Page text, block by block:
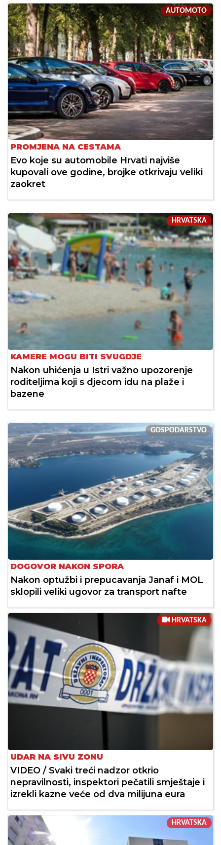
AUTOMOTO
PROMJENA NA CESTAMA
Evo koje su automobile Hrvati najviše
kupovali ove godine, brojke otkrivaju veliki
zaokret
HRVATSKA
KAMERE MOGU BITI SVUGDJE
Nakon uhićenja u Istri važno upozorenje
roditeljima koji s djecom idu na plaže i
bazene
GOSPODARSTVO
DOGOVOR NAKON SPORA
Nakon optužbi i prepucavanja Janaf i MOL
sklopili veliki ugovor za transport nafte
HRVATSKA
UDAR NA SIVU ZONU
VIDEO / Svaki treći nadzor otkrio
nepravilnosti, inspektori pečatili smještaje i
izrekli kazne veće od dva milijuna eura
HRVATSKA